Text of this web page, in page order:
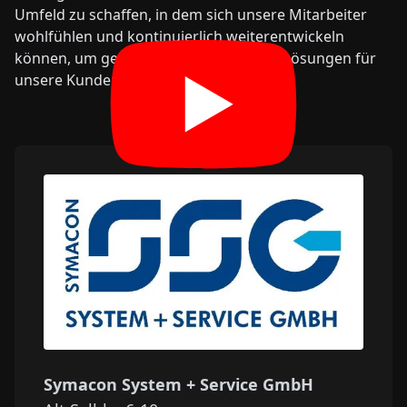
Umfeld zu schaffen, in dem sich unsere Mitarbeiter
wohlfühlen und kontinuierlich weiterentwickeln
können, um gemeinsam die optimalen Lösungen für
unsere Kunden zu schaffen.
Symacon System + Service GmbH